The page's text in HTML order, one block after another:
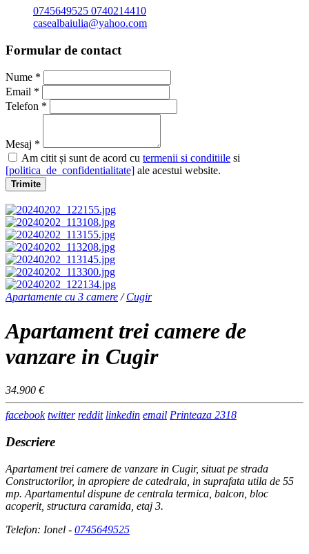
0745649525 0740214410
casealbaiulia@yahoo.com
Formular de contact
Nume *
Email *
Telefon *
Mesaj *
Am citit și sunt de acord cu termenii si conditiile si
[politica_de_confidentialitate] ale acestui website.
Trimite
Apartamente cu 3 camere/Cugir
Apartament trei camere de
vanzare in Cugir
34.900 €
facebook twitter reddit linkedin email Printeaza 2318
Descriere
Apartament trei camere de vanzare in Cugir, situat pe strada
Constructorilor, in apropiere de catedrala, in suprafata utila de 55
mp. Apartamentul dispune de centrala termica, balcon, bloc
acoperit, structura caramida, etaj 3.
Telefon: Ionel - 0745649525